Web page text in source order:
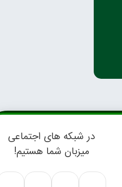
در شبکه های اجتماعی
میزبان شما هستیم!